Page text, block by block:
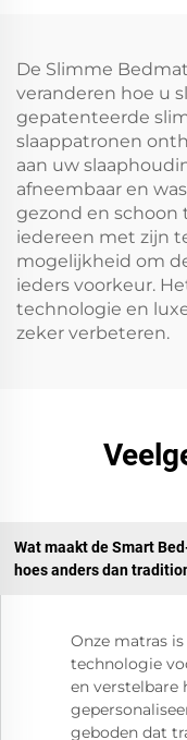
De Slimme
veranderen hoe u
gepatenteerde
slaappatronen
aan uw
afneembaar en
gezond en schoon
iedereen met zijn
mogelijkheid om
ieders voorkeur.
technologie en
zeker verbeteren.
Wat maakt de Smart
hoes anders dan
Onze matras
technologie
en verstelbare
geboden dat